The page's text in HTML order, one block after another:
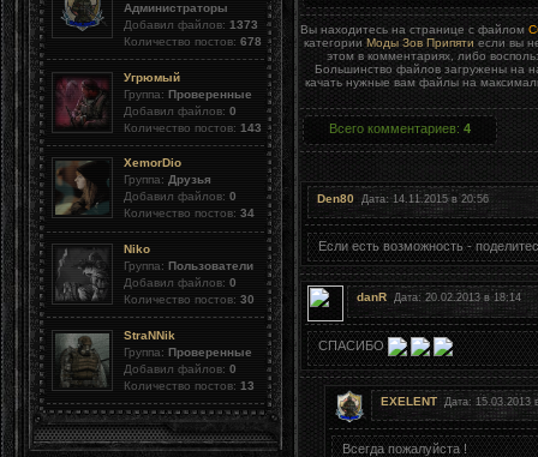
Администраторы
Добавил файлов: 1373
Количество постов: 678
Угрюмый
Группа: Проверенные
Добавил файлов: 0
Количество постов: 143
XemorDio
Группа: Друзья
Добавил файлов: 0
Количество постов: 34
Niko
Группа: Пользователи
Добавил файлов: 0
Количество постов: 30
StraNNik
Группа: Проверенные
Добавил файлов: 0
Количество постов: 13
Вы находитесь на странице с файлом
категории Моды Зов Припяти если вы
этом в комментариях, либо
Большинство файлов загружены на
качать нужные вам файлы на
Всего комментариев: 4
Den80 Дата: 14.11.2015 в 20:56
Если есть возможность -
danR Дата: 20.02.2013 в 18:14
СПАСИБО
EXELENT Дата: 15.03.2013
Всегда пожалуйста !